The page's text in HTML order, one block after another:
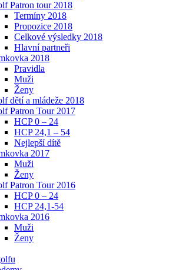
Patron tour 2018
Termíny 2018
Propozice 2018
Celkové výsledky 2018
Hlavní partneři
2018
Pravidla
Muži
Ženy
dětí a mládeže 2018
Patron Tour 2017
HCP 0 – 24
HCP 24,1 – 54
Nejlepší dítě
2017
Muži
Ženy
Patron Tour 2016
HCP 0 – 24
HCP 24,1-54
2016
Muži
Ženy